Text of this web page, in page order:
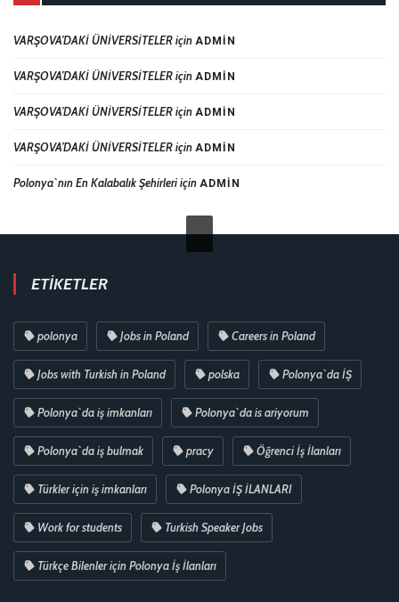
VARŞOVA’DAKİ ÜNİVERSİTELERiçin ADMIN
VARŞOVA’DAKİ ÜNİVERSİTELERiçin ADMIN
VARŞOVA’DAKİ ÜNİVERSİTELERiçin ADMIN
VARŞOVA’DAKİ ÜNİVERSİTELERiçin ADMIN
Polonya`nın En Kalabalık Şehirleriiçin ADMIN
ETIKETLER
polonya Jobs in Poland Careers in Poland
Jobs with Turkish in Poland polska Polonya`da İŞ
Polonya`da iş imkanları Polonya`da is ariyorum
Polonya`da iş bulmak pracy Öğrenci İş İlanları
Türkler için iş imkanları Polonya İŞ İLANLARI
Work for students Turkish Speaker Jobs
Türkçe Bilenler için Polonya İş İlanları